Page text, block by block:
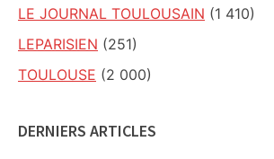
LE JOURNAL TOULOUSAIN (1 410)
LEPARISIEN (251)
TOULOUSE (2 000)
DERNIERS ARTICLES